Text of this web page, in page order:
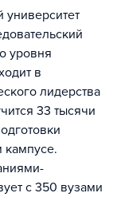
университет
уровня
в
лидерства
33 тысячи
кампусе.
с 350 вузами